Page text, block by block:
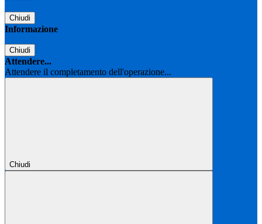
Chiudi
Informazione
Chiudi
Attendere...
Attendere il completamento dell'operazione...
Chiudi